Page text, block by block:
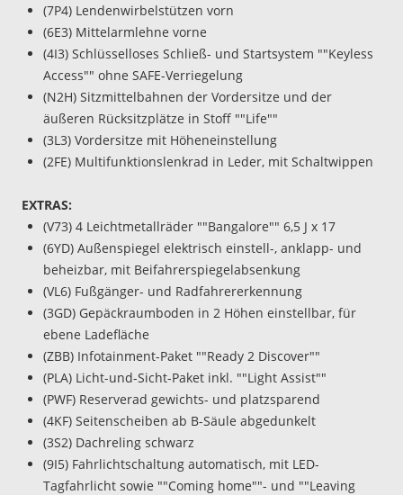
(7P4) Lendenwirbelstützen vorn
(6E3) Mittelarmlehne vorne
(4I3) Schlüsselloses Schließ- und Startsystem ""Keyless
Access"" ohne SAFE-Verriegelung
(N2H) Sitzmittelbahnen der Vordersitze und der
äußeren Rücksitzplätze in Stoff ""Life""
(3L3) Vordersitze mit Höheneinstellung
(2FE) Multifunktionslenkrad in Leder, mit Schaltwippen
EXTRAS:
(V73) 4 Leichtmetallräder ""Bangalore"" 6,5 J x 17
(6YD) Außenspiegel elektrisch einstell-, anklapp- und
beheizbar, mit Beifahrerspiegelabsenkung
(VL6) Fußgänger- und Radfahrererkennung
(3GD) Gepäckraumboden in 2 Höhen einstellbar, für
ebene Ladefläche
(ZBB) Infotainment-Paket ""Ready 2 Discover""
(PLA) Licht-und-Sicht-Paket inkl. ""Light Assist""
(PWF) Reserverad gewichts- und platzsparend
(4KF) Seitenscheiben ab B-Säule abgedunkelt
(3S2) Dachreling schwarz
(9I5) Fahrlichtschaltung automatisch, mit LED-
Tagfahrlicht sowie ""Coming home""- und ""Leaving